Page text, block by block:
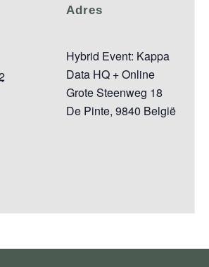
Adres
Hybrid Event: Kappa
Data HQ + Online
Grote Steenweg 18
De Pinte, 9840 België